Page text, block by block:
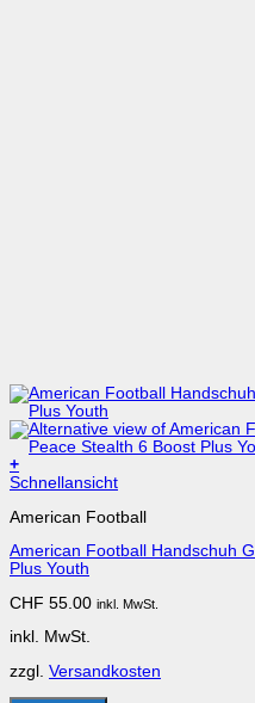
+
Dieses
weist
Varianten
auf.
Optionen
auf
Produktseite
gewählt
Schnellansicht
American Football
American Football Handschuh
Plus Youth
CHF 55.00 inkl. MwSt.
inkl. MwSt.
zzgl. Versandkosten